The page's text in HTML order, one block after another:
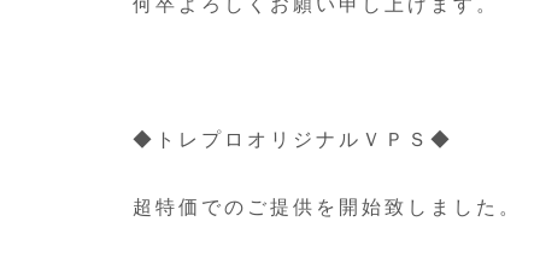
何卒よろしくお願い申し上げます。
◆トレプロオリジナルＶＰＳ◆
超特価でのご提供を開始致しました。